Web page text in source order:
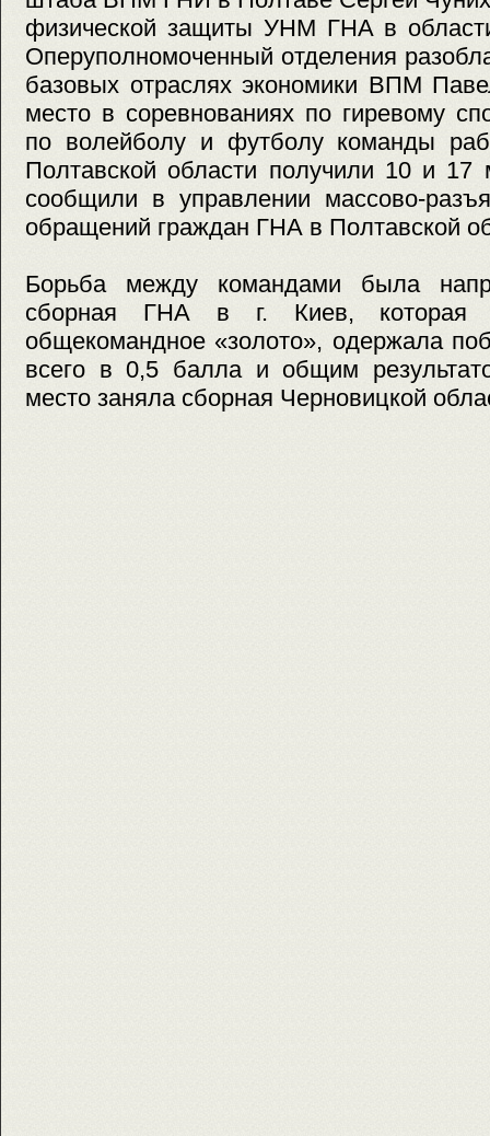
физической защиты УНМ ГНА в
Оперуполномоченный отделения
базовых отраслях экономики ВПМ
место в соревнованиях по гиревому
по волейболу и футболу команды
Полтавской области получили 10 и 17
сообщили в управлении массово-
обращений граждан ГНА в Полтавской
Борьба между командами была
сборная ГНА в г. Киев, которая
общекомандное «золото», одержала
всего в 0,5 балла и общим
место заняла сборная Черновицкой